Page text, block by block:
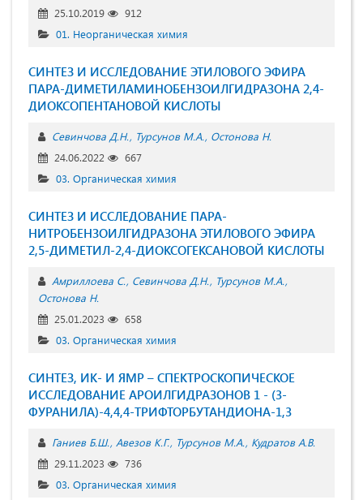
25.10.2019
912
01. Неорганическая химия
СИНТЕЗ И ИССЛЕДОВАНИЕ ЭТИЛОВОГО ЭФИРА
ПАРА-ДИМЕТИЛАМИНОБЕНЗОИЛГИДРАЗОНА 2,4-
ДИОКСОПЕНТАНОВОЙ КИСЛОТЫ
Севинчова Д.Н. Турсунов М.А. Остонова Н.
24.06.2022
667
03. Органическая химия
СИНТЕЗ И ИССЛЕДОВАНИЕ ПАРА-
НИТРОБЕНЗОИЛГИДРАЗОНА ЭТИЛОВОГО ЭФИРА
2,5-ДИМЕТИЛ-2,4-ДИОКСОГЕКСАНОВОЙ КИСЛОТЫ
Амриллоева С. Севинчова Д.Н.
Турсунов М.А.
Остонова Н.
25.01.2023
658
03. Органическая химия
СИНТЕЗ, ИК- И ЯМР – СПЕКТРОСКОПИЧЕСКОЕ
ИССЛЕДОВАНИЕ АРОИЛГИДРАЗОНОВ 1 - (3-
ФУРАНИЛА)-4,4,4-ТРИФТОРБУТАНДИОНА-1,3
Ганиев Б.Ш. Авезов К.Г. Турсунов М.А. Кудратов А.В.
29.11.2023
736
03. Органическая химия